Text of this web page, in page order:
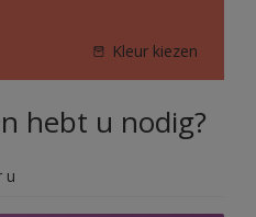
Kleur kiezen
hebt u nodig?
u